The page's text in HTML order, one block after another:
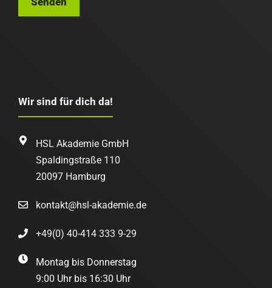
Wir sind für dich da!
HSL Akademie GmbH
Spaldingstraße 110
20097 Hamburg
kontakt@hsl-akademie.de
+49(0) 40-414 333 9-29
Montag bis Donnerstag
9:00 Uhr bis 16:30 Uhr